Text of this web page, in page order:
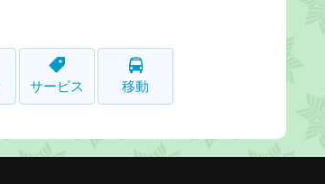
サービス 移動